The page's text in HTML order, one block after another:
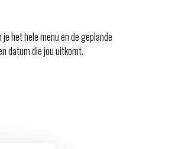
het hele menu en de geplande
datum die jou uitkomt.